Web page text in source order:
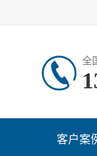
全
客户案